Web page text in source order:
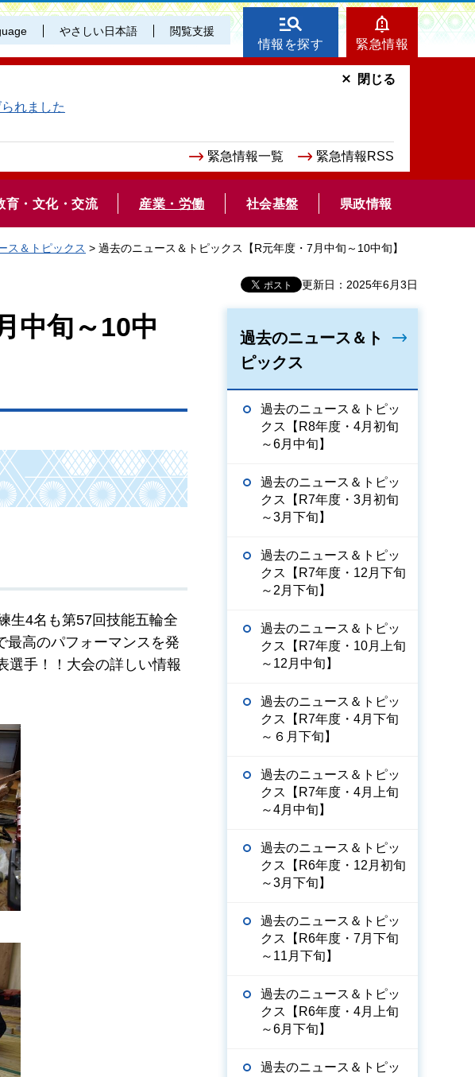
やさしい日本語 閲覧支援
情報を探す 緊急情報
れました
緊急情報一覧 緊急情報RSS
閉じる
育・文化・交流 産業・労働 社会基盤 県政情報
ス＆トピックス > 過去のニュース＆トピックス【R元年度・7月中旬～10中旬】
更新日：2025年6月3日
中旬～10中
生4名も第57回技能五輪全
最高のパフォーマンスを発
選手！！大会の詳しい情報
過去のニュース＆ト
ピックス
過去のニュース＆トピッ
クス【R8年度・4月初旬
～6月中旬】
過去のニュース＆トピッ
クス【R7年度・3月初旬
～3月下旬】
過去のニュース＆トピッ
クス【R7年度・12月下旬
～2月下旬】
過去のニュース＆トピッ
クス【R7年度・10月上旬
～12月中旬】
過去のニュース＆トピッ
クス【R7年度・4月下旬
～６月下旬】
過去のニュース＆トピッ
クス【R7年度・4月上旬
～4月中旬】
過去のニュース＆トピッ
クス【R6年度・12月初旬
～3月下旬】
過去のニュース＆トピッ
クス【R6年度・7月下旬
～11月下旬】
過去のニュース＆トピッ
クス【R6年度・4月上旬
～6月下旬】
過去のニュース＆トピッ